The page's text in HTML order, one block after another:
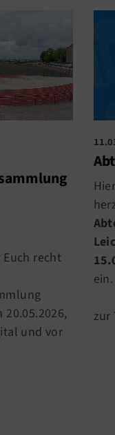
recht
und vor
ein.
zur